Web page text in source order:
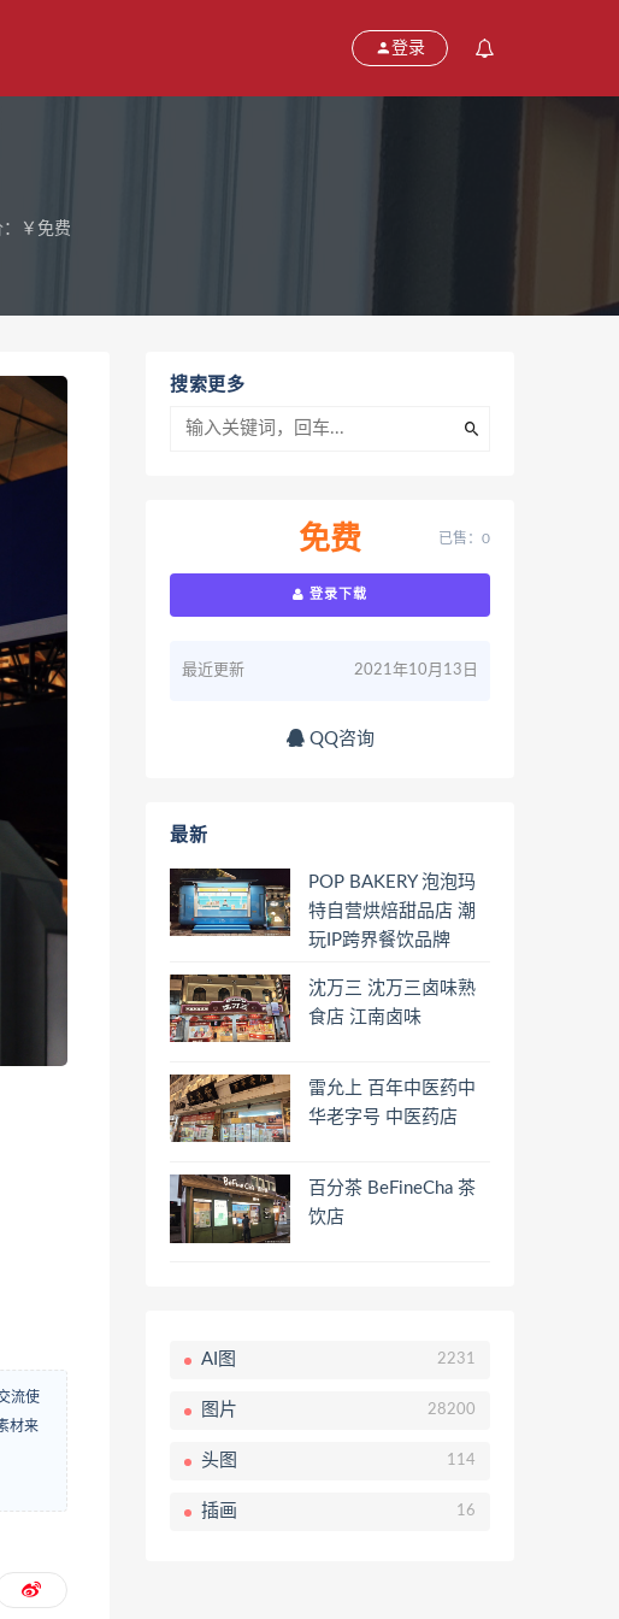
登录
：￥免费
流使
材来
搜索更多
免费 已售：0
登录下载
最近更新 2021年10月13日
QQ咨询
最新
POP BAKERY 泡泡玛
特自营烘焙甜品店 潮
玩IP跨界餐饮品牌
沈万三 沈万三卤味熟
食店 江南卤味
雷允上 百年中医药中
华老字号 中医药店
百分茶 BeFineCha 茶
饮店
AI图 2231
图片 28200
头图 114
插画 16